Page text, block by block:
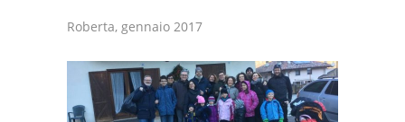
Roberta, gennaio 2017